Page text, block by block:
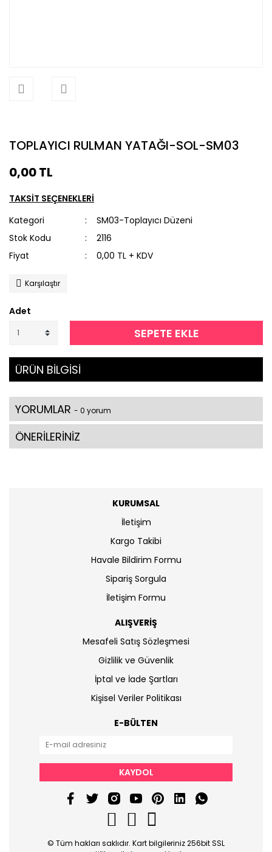
TOPLAYICI RULMAN YATAĞI-SOL-SM03
0,00 TL
TAKSİT SEÇENEKLERİ
Kategori
SM03-Toplayıcı Düzeni
Stok Kodu
2116
Fiyat
0,00 TL + KDV
Karşılaştır
Adet
SEPETE EKLE
ÜRÜN BİLGİSİ
YORUMLAR - 0 yorum
ÖNERİLERİNİZ
KURUMSAL
İletişim
Kargo Takibi
Havale Bildirim Formu
Sipariş Sorgula
İletişim Formu
ALIŞVERİŞ
Mesafeli Satış Sözleşmesi
Gizlilik ve Güvenlik
İptal ve İade Şartları
Kişisel Veriler Politikası
E-BÜLTEN
KAYDOL
© Tüm hakları saklıdır. Kart bilgileriniz 256bit SSL